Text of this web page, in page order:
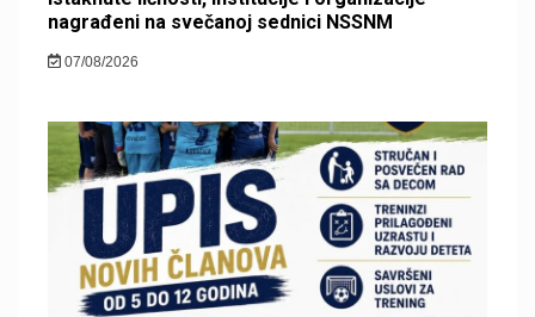
nagrađeni na svečanoj sednici NSSNM
07/08/2026